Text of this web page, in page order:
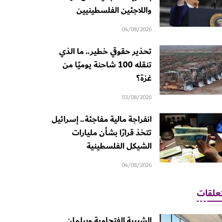
واللاجئين الفلسطينيين
04/08/2026
تحذير حقوقي خطير.. ما الذي
تنقله 100 شاحنة يوميًا من
غزة؟
03/08/2026
انفراجة مالية مفاجئة.. إسرائيل
تتخذ قرارًا بشأن مليارات
الشيكل الفلسطينية
04/08/2026